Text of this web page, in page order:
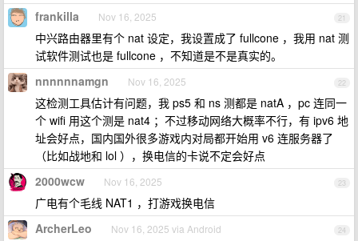
21
frankilla Nov 16, 2025
中兴路由器里有个 nat 设定，我设置成了 fullcone ，我用 nat 测
试软件测试也是 fullcone ，不知道是不是真实的。
22
nnnnnnamgn Nov 16, 2025
这检测工具估计有问题，我 ps5 和 ns 测都是 natA ，pc 连同一
个 wifi 用这个测是 nat4 ；不过移动网络大概率不行，有 ipv6 地
址会好点，国内国外很多游戏内对局都开始用 v6 连服务器了
（比如战地和 lol ），换电信的卡说不定会好点
23
2000wcw Nov 16, 2025
广电有个毛线 NAT1 ，打游戏换电信
24
ArcherLeo Nov 16, 2025 via Android